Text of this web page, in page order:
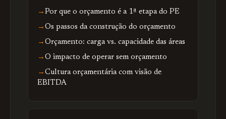
Por que o orçamento é a 1ª etapa do PE
Os passos da construção do orçamento
Orçamento: carga vs. capacidade das áreas
O impacto de operar sem orçamento
Cultura orçamentária com visão de
EBITDA